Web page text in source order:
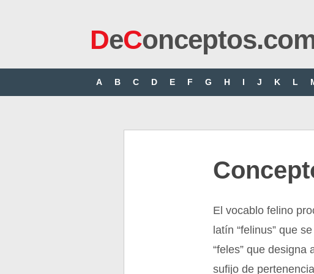
DeC
A B C D E F G H I J K L
El vocablo felino
latín “felinus” que
“feles” que designa
sufijo de